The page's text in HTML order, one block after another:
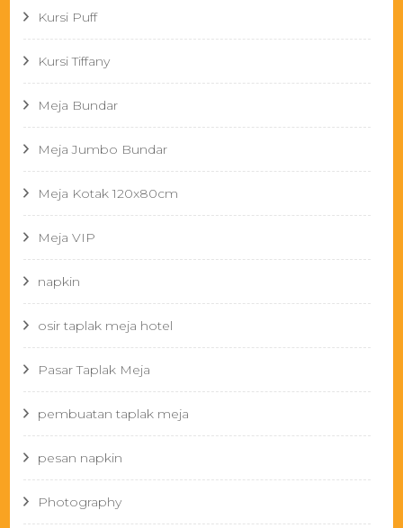
Kursi Puff
Kursi Tiffany
Meja Bundar
Meja Jumbo Bundar
Meja Kotak 120x80cm
Meja VIP
napkin
osir taplak meja hotel
Pasar Taplak Meja
pembuatan taplak meja
pesan napkin
Photography